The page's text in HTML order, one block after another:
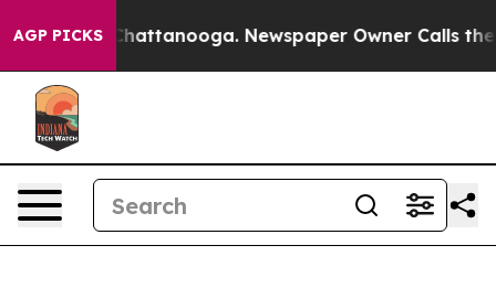
AGP PICKS
in Chattanooga. Newspaper Owner Calls the